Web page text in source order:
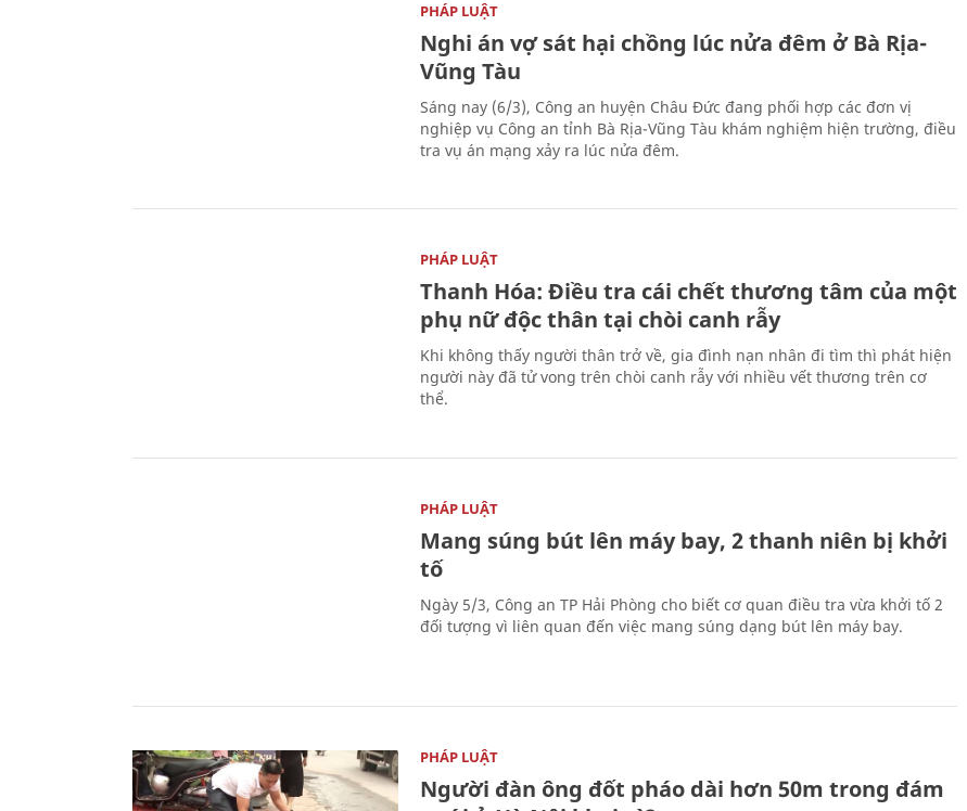
PHÁP LUẬT
Nghi án vợ sát hại chồng lúc nửa đêm ở Bà Rịa-
Vũng Tàu
Sáng nay (6/3), Công an huyện Châu Đức đang phối hợp các đơn vị
nghiệp vụ Công an tỉnh Bà Rịa-Vũng Tàu khám nghiệm hiện trường, điều
tra vụ án mạng xảy ra lúc nửa đêm.
PHÁP LUẬT
Thanh Hóa: Điều tra cái chết thương tâm của một
phụ nữ độc thân tại chòi canh rẫy
Khi không thấy người thân trở về, gia đình nạn nhân đi tìm thì phát hiện
người này đã tử vong trên chòi canh rẫy với nhiều vết thương trên cơ
thể.
PHÁP LUẬT
Mang súng bút lên máy bay, 2 thanh niên bị khởi
tố
Ngày 5/3, Công an TP Hải Phòng cho biết cơ quan điều tra vừa khởi tố 2
đối tượng vì liên quan đến việc mang súng dạng bút lên máy bay.
PHÁP LUẬT
Người đàn ông đốt pháo dài hơn 50m trong đám